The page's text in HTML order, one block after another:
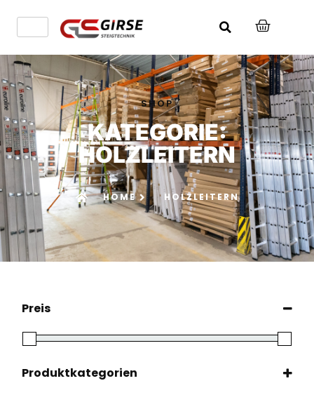
SHOP
KATEGORIE:
HOLZLEITERN
HOME HOLZLEITERN
Preis
Produktkategorien